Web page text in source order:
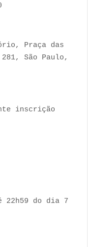
Praça das
São Paulo,
inscrição
do dia 7